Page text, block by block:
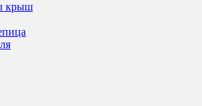
крыш